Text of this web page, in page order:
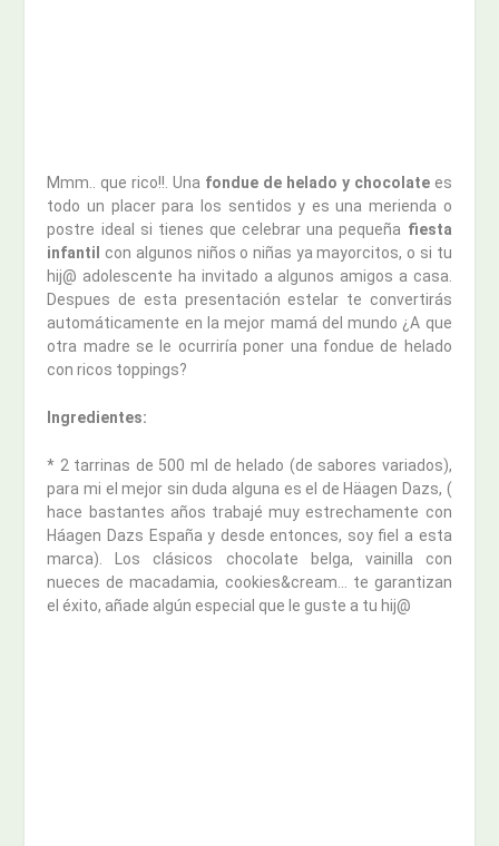
Mmm.. que rico!!. Una fondue de helado y chocolatees
todo un placer para los sentidos y es una merienda o
postre ideal si tienes que celebrar una pequeña fiesta
infantil con algunos niños o niñas ya mayorcitos, o si tu
hij@ adolescente ha invitado a algunos amigos a casa.
Despues de esta presentación estelar te convertirás
automáticamente en la mejor mamá del mundo ¿A que
otra madre se le ocurriría poner una fondue de helado
con ricos toppings?
Ingredientes:
* 2 tarrinas de 500 ml de helado (de sabores variados),
para mi el mejor sin duda alguna es el de Häagen Dazs, (
hace bastantes años trabajé muy estrechamente con
Háagen Dazs España y desde entonces, soy fiel a esta
marca). Los clásicos chocolate belga, vainilla con
nueces de macadamia, cookies&cream… te garantizan
el éxito, añade algún especial que le guste a tu hij@